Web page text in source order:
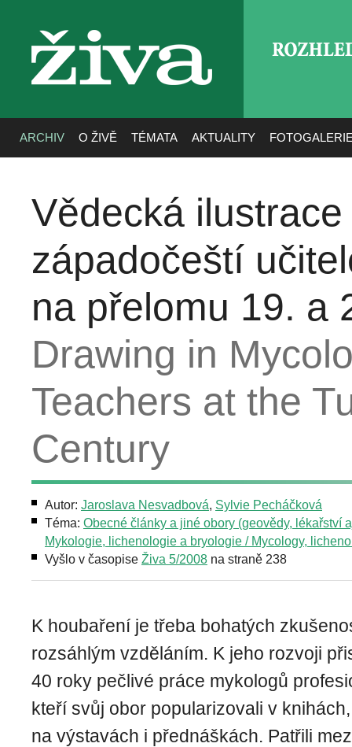
živa
ARCHIV O ŽIVĚ TÉMATA AKTUALITY
Vědecká
západočeští
na přelomu 19. a
Drawing in
Teachers at the
Century
Autor: Jaroslava Nesvadbová, Sylvie Pecháčková
Téma: Obecné články a jiné obory (geovědy, lékařství
Mykologie, lichenologie a bryologie / Mycology,
Vyšlo v časopise Živa 5/2008 na straně 238
K houbaření je třeba bohatých
rozsáhlým vzděláním. K jeho rozvoji
40 roky pečlivé práce mykologů
kteří svůj obor popularizovali v
na výstavách i přednáškách. Patřili